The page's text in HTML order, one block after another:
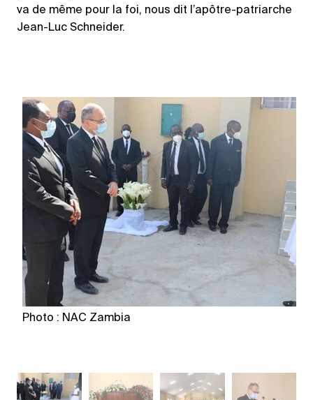
va de même pour la foi, nous dit l’apôtre-patriarche
Jean-Luc Schneider.
Photo : NAC Zambia